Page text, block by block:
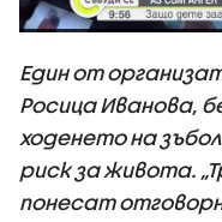
Един от
Росица Иванова,
ходенето на
риск за живота.
понесат